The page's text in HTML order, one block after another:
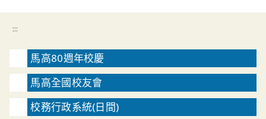
:::
馬高80週年校慶
馬高全國校友會
校務行政系統(日間)